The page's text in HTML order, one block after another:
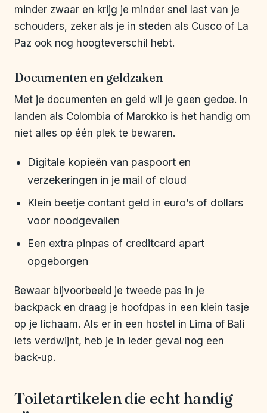
minder zwaar en krijg je minder snel last van je
schouders, zeker als je in steden als Cusco of La
Paz ook nog hoogteverschil hebt.
Documenten en geldzaken
Met je documenten en geld wil je geen gedoe. In
landen als Colombia of Marokko is het handig om
niet alles op één plek te bewaren.
Digitale kopieën van paspoort en
verzekeringen in je mail of cloud
Klein beetje contant geld in euro’s of dollars
voor noodgevallen
Een extra pinpas of creditcard apart
opgeborgen
Bewaar bijvoorbeeld je tweede pas in je
backpack en draag je hoofdpas in een klein tasje
op je lichaam. Als er in een hostel in Lima of Bali
iets verdwijnt, heb je in ieder geval nog een
back-up.
Toiletartikelen die echt handig